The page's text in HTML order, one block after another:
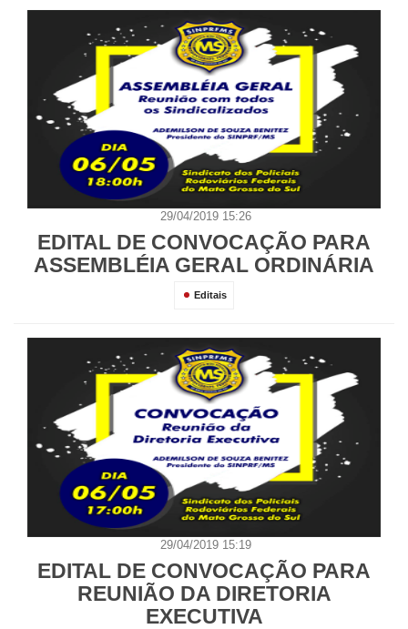
29/04/2019 15:26
EDITAL DE CONVOCAÇÃO PARA
ASSEMBLÉIA GERAL ORDINÁRIA
Editais
29/04/2019 15:19
EDITAL DE CONVOCAÇÃO PARA
REUNIÃO DA DIRETORIA
EXECUTIVA